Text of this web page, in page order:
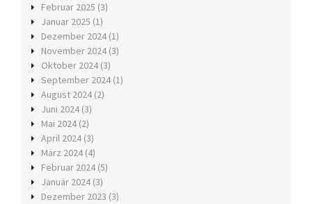
Februar 2025 (3)
Januar 2025 (1)
Dezember 2024 (1)
November 2024 (3)
Oktober 2024 (3)
September 2024 (1)
August 2024 (2)
Juni 2024 (3)
Mai 2024 (2)
April 2024 (3)
März 2024 (4)
Februar 2024 (5)
Januar 2024 (3)
Dezember 2023 (3)